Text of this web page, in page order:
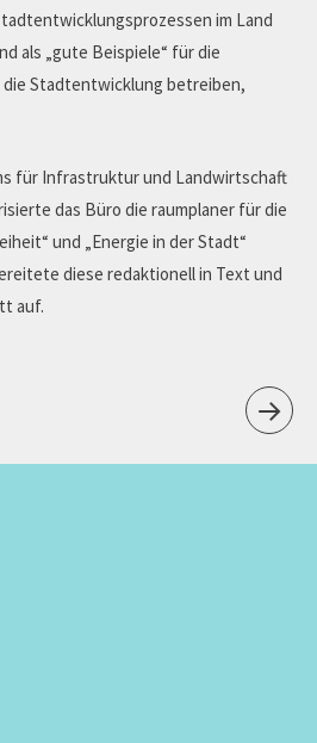
im Land
als „gute Beispiele“ für die
Stadtentwicklung betreiben,
für Infrastruktur und Landwirtschaft
das Büro die raumplaner für die
und „Energie in der Stadt“
diese redaktionell in Text und
auf.